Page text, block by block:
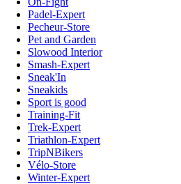
Padel-Expert
Pecheur-Store
Pet and Garden
Slowood Interior
Smash-Expert
Sneak'In
Sneakids
Sport is good
Training-Fit
Trek-Expert
Triathlon-Expert
TripNBikers
Vélo-Store
Winter-Expert